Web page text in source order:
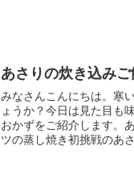
あさりの炊き込み
みなさんこんにちは。寒
ょうか？今日は見た目も
おかずをご紹介します。
ツの蒸し焼き初挑戦のあ